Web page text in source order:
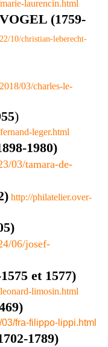
laurencin.html
(1759-
10/christian-leberecht-
03/charles-le-
)
leger.html
1980)
03/tamara-de-
http://philatelier.over-
06/josef-
et 1577)
limosin.html
fra-filippo-lippi.html
1789)